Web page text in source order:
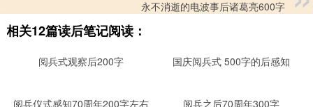
永不消逝的电波事后诸葛亮600字
相关12篇读后笔记阅读：
阅兵式观察后200字 国庆阅兵式 500字的后感知
阅兵仪式感知70周年200字左右 阅兵之后70周年300字